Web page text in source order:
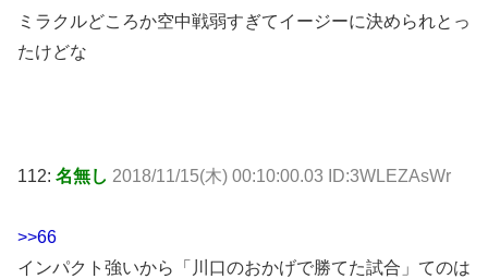
ミラクルどころか空中戦弱すぎてイージーに決められとっ
たけどな
112: 名無し 2018/11/15(木) 00:10:00.03 ID:3WLEZAsWr
>>66
インパクト強いから「川口のおかげで勝てた試合」てのは